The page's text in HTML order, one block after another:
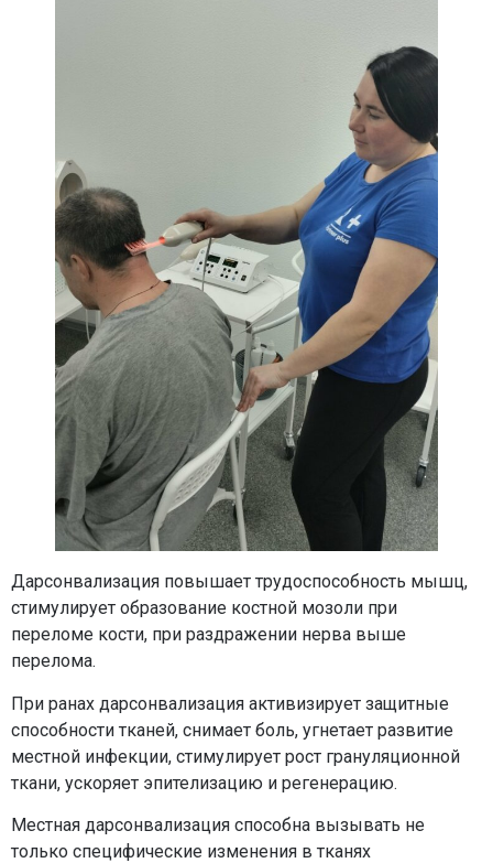
Дарсонвализация повышает трудоспособность мышц,
стимулирует образование костной мозоли при
переломе кости, при раздражении нерва выше
перелома.
При ранах дарсонвализация активизирует защитные
способности тканей, снимает боль, угнетает развитие
местной инфекции, стимулирует рост грануляционной
ткани, ускоряет эпителизацию и регенерацию.
Местная дарсонвализация способна вызывать не
только специфические изменения в тканях